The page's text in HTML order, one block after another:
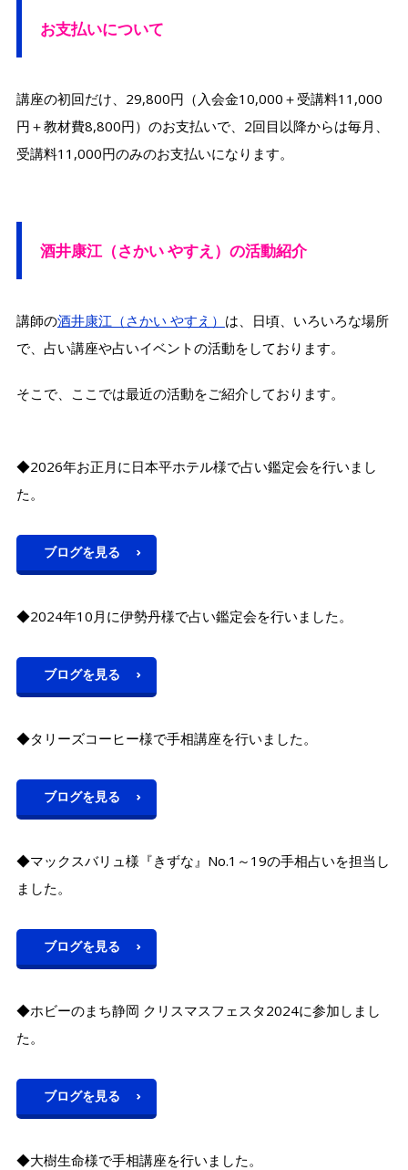
お支払いについて
講座の初回だけ、29,800円（入会金10,000＋受講料11,000
円＋教材費8,800円）のお支払いで、2回目以降からは毎月、
受講料11,000円のみのお支払いになります。
酒井康江（さかい やすえ）の活動紹介
講師の酒井康江（さかい やすえ） は、日頃、いろいろな場所
で、占い講座や占いイベントの活動をしております。
そこで、ここでは最近の活動をご紹介しております。
◆2026年お正月に日本平ホテル様で占い鑑定会を行いまし
た。
ブログを見る
◆2024年10月に伊勢丹様で占い鑑定会を行いました。
ブログを見る
◆タリーズコーヒー様で手相講座を行いました。
ブログを見る
◆マックスバリュ様『きずな』No.1～19の手相占いを担当し
ました。
ブログを見る
◆ホビーのまち静岡 クリスマスフェスタ2024に参加しまし
た。
ブログを見る
◆大樹生命様で手相講座を行いました。